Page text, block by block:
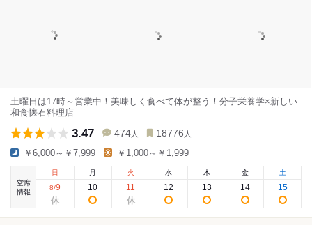
土曜日は17時～営業中！美味しく食べて体が整う！分子栄養学×新しい
和食懐石料理店
3.47 474 人 18776 人
￥6,000～￥7,999 ￥1,000～￥1,999
空席
情報
日
8/9
月
10
火
11
水
12
木
13
金
14
土
15